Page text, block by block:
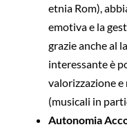
etnia Rom),
emotiva e la
grazie anche al
interessante è
valorizzazione
(musicali in
Autonomia